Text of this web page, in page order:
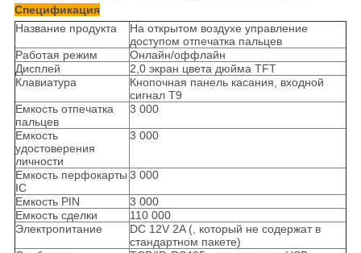
Спецификация
Название продукта
На открытом воздухе управление
доступом отпечатка пальцев
Работая режим
Онлайн/оффлайн
Дисплей
2,0 экран цвета дюйма TFT
Клавиатура
Кнопочная панель касания, входной
сигнал T9
Емкость отпечатка
пальцев
3 000
Емкость
удостоверения
личности
3 000
Емкость перфокарты
IC
3 000
Емкость PIN
3 000
Емкость сделки
110 000
Электропитание
DC 12V 2A (, который не содержат в
стандартном пакете)